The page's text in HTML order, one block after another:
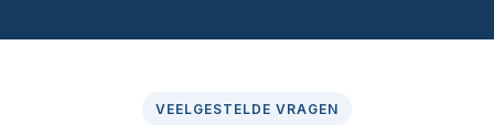
VEELGESTELDE VRAGEN